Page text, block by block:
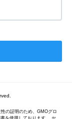
の証明のため、GMOグロ
を使用しております。 セ